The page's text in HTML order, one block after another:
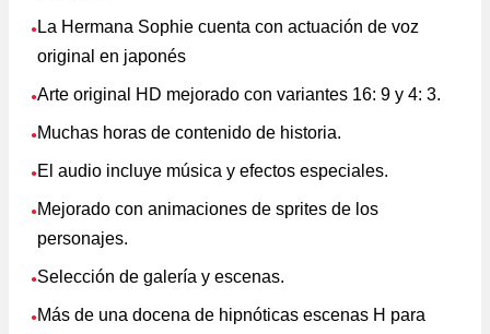
● La Hermana Sophie cuenta con actuación de voz
original en japonés
●Arte original HD mejorado con variantes 16: 9 y 4: 3.
● Muchas horas de contenido de historia.
● El audio incluye música y efectos especiales.
● Mejorado con animaciones de sprites de los
personajes.
●Selección de galería y escenas.
● Más de una docena de hipnóticas escenas H para